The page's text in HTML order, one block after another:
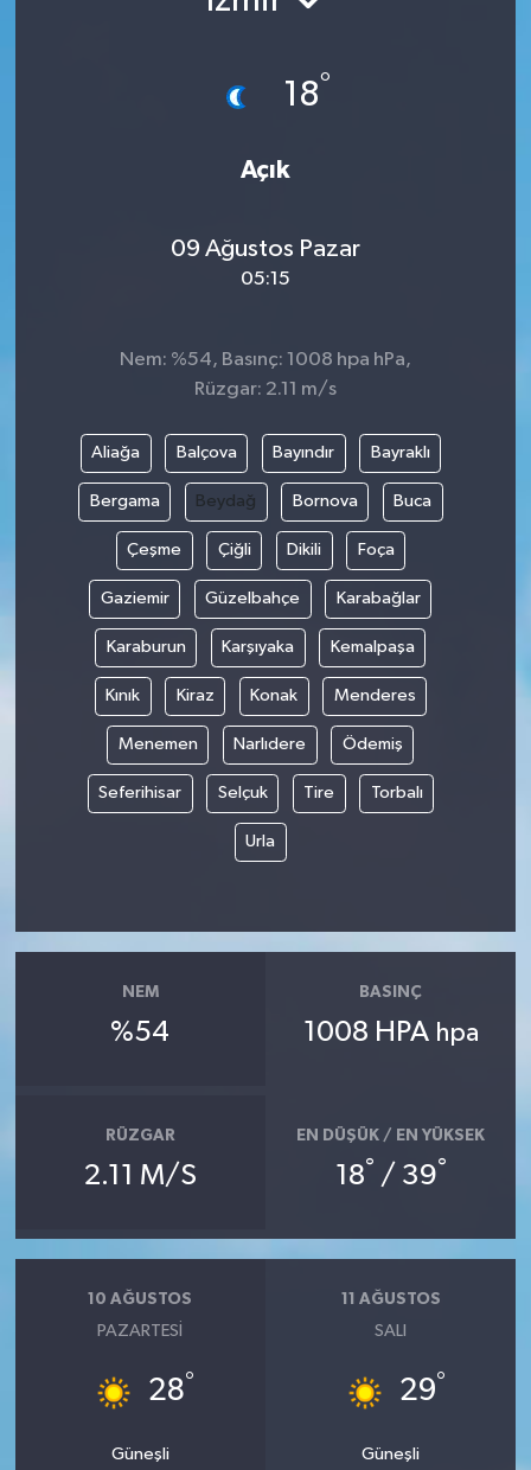
18°
Açık
09 Ağustos Pazar
05:15
Nem: %54, Basınç: 1008 hpa hPa,
Rüzgar: 2.11 m/s
Aliağa Balçova Bayındır Bayraklı
Bergama Beydağ Bornova Buca
Çeşme Çiğli Dikili Foça
Gaziemir Güzelbahçe Karabağlar
Karaburun Karşıyaka Kemalpaşa
Kınık Kiraz Konak Menderes
Menemen Narlıdere Ödemiş
Seferihisar Selçuk Tire Torbalı
Urla
NEM
%54
BASINÇ
1008 HPA hpa
RÜZGAR
2.11 M/S
EN DÜŞÜK / EN YÜKSEK
18° / 39°
10 AĞUSTOS
PAZARTESI
28°
Güneşli
11 AĞUSTOS
SALI
29°
Güneşli